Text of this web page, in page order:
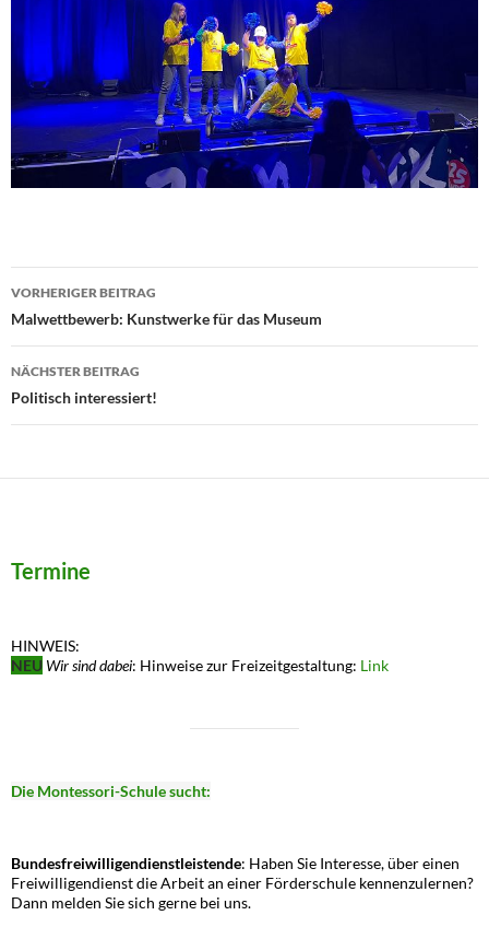
Beitragsnavigation
VORHERIGER BEITRAG
Malwettbewerb: Kunstwerke für das Museum
NÄCHSTER BEITRAG
Politisch interessiert!
Termine
HINWEIS:
NEU Wir sind dabei: Hinweise zur Freizeitgestaltung: Link
Die Montessori-Schule sucht:
Bundesfreiwilligendienstleistende: Haben Sie Interesse, über einen
Freiwilligendienst die Arbeit an einer Förderschule kennenzulernen?
Dann melden Sie sich gerne bei uns.